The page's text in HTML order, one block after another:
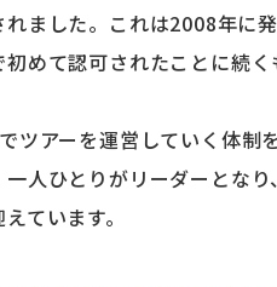
れました。これは2008年に
初めて認可されたことに続
ツアーを運営していく体制
人ひとりがリーダーとな
ています。